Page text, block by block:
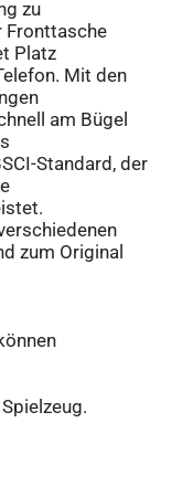
zu
Fronttasche
Platz
Mit den
am Bügel
Standard, der
zum Original